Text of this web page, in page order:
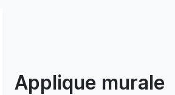
Applique murale